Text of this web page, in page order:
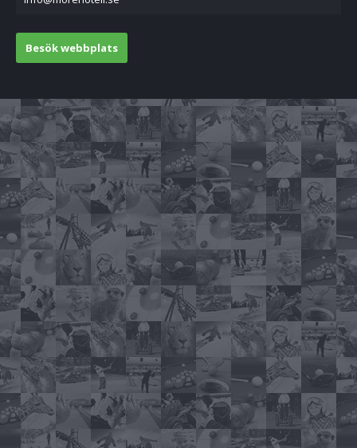
Besök webbplats